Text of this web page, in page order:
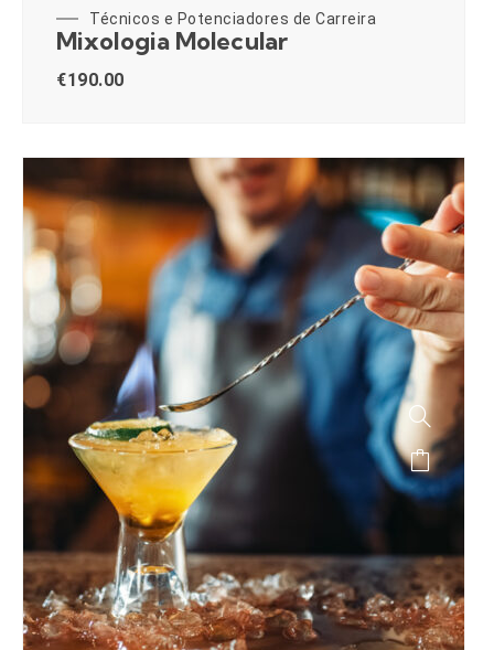
Técnicos e Potenciadores de Carreira
Mixologia Molecular
€190.00